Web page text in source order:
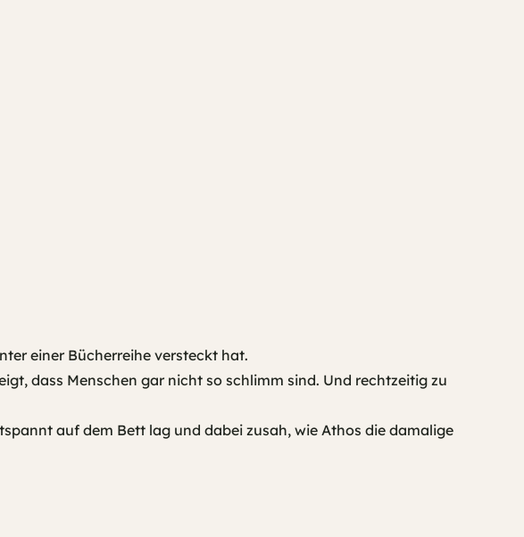
einer Bücherreihe versteckt hat.
dass Menschen gar nicht so schlimm sind. Und rechtzeitig zu
auf dem Bett lag und dabei zusah, wie Athos die damalige